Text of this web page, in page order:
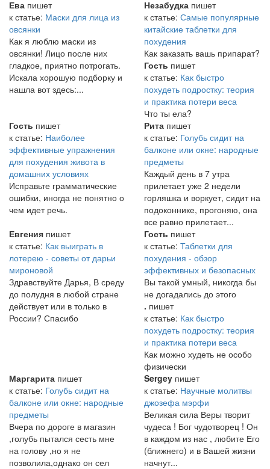
Ева пишет
к статье: Маски для лица из
овсянки
Как я люблю маски из
овсянки! Лицо после них
гладкое, приятно потрогать.
Искала хорошую подборку и
нашла вот здесь:...
Незабудка пишет
к статье: Самые популярные
китайские таблетки для
похудения
Как заказать вашь припарат?
Гость пишет
к статье: Как быстро
похудеть подростку: теория
и практика потери веса
Что ты ела?
Гость пишет
к статье: Наиболее
эффективные упражнения
для похудения живота в
домашних условиях
Исправьте грамматические
ошибки, иногда не понятно о
чем идет речь.
Рита пишет
к статье: Голубь сидит на
балконе или окне: народные
предметы
Каждый день в 7 утра
прилетает уже 2 недели
горляшка и воркует, сидит на
подоконнике, прогоняю, она
все равно прилетает...
Евгения пишет
к статье: Как выиграть в
лотерею - советы от дарьи
мироновой
Здравствуйте Дарья, В среду
до полудня в любой стране
действует или в только в
России? Спасибо
Гость пишет
к статье: Таблетки для
похудения - обзор
эффективных и безопасных
Вы такой умный, никогда бы
не догадались до этого
. пишет
к статье: Как быстро
похудеть подростку: теория
и практика потери веса
Как можно худеть не особо
физически
Маргарита пишет
к статье: Голубь сидит на
балконе или окне: народные
предметы
Вчера по дороге в магазин
,голубь пытался сесть мне
на голову ,но я не
позволила,однако он сел
Sergey пишет
к статье: Научные молитвы
джозефа мэрфи
Великая сила Веры творит
чудеса ! Бог чудотворец ! Он
в каждом из нас , любите Его
(ближнего) и в Вашей жизни
начнут...